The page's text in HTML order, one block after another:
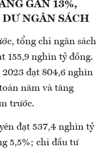
GẦN 13%,
NGÂN SÁCH
tổng chi ngân sách
155,9 nghìn tỷ đồng.
đạt 804,6 nghìn
năm và tăng
trước.
đạt 537,4 nghìn tỷ
5,5%; chi đầu tư